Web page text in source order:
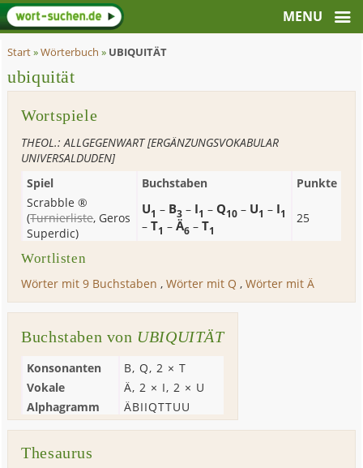
Start»Wörterbuch » UBIQUITÄT
ubiquität
Wortspiele
THEOL.: ALLGEGENWART [ERGÄNZUNGSVOKABULAR
UNIVERSALDUDEN]
Spiel
Buchstaben
Punkte
Scrabble ®
(Turnierliste, Geros
Superdic)
U1 – B3 – I1 – Q10 – U1 – I1
–T1 –Ä6 –T1
25
Wortlisten
Wörter mit 9 Buchstaben ,Wörter mit Q ,Wörter mit Ä
Buchstaben von UBIQUITÄT
Konsonanten B, Q, 2 ×T
Vokale
Ä, 2 × I, 2 × U
Alphagramm
ÄBIIQTTUU
Thesaurus